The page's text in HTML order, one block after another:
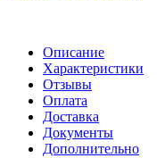
Описание
Характеристики
Отзывы
Оплата
Доставка
Документы
Дополнительно